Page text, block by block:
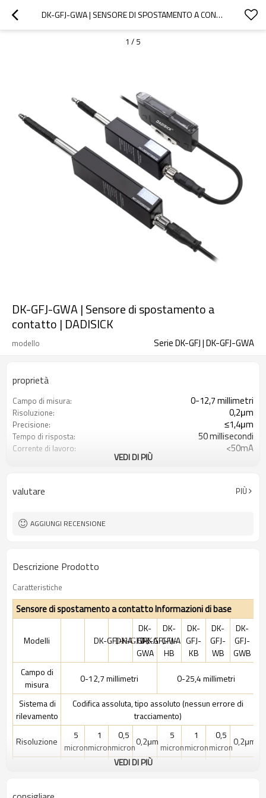
DK-GFJ-GWA | SENSORE DI SPOSTAMENTO A CONTATTO | DADISICK
1 / 5
DK-GFJ-GWA | Sensore di spostamento a
contatto | DADISICK
modello Serie DK-GFJ | DK-GFJ-GWA
proprietà
Campo di misura: 0-12,7 millimetri
Risoluzione: 0,2μm
Precisione: ≤1,4μm
Tempo di risposta: 50 millisecondi
Corrente di lavoro: <50mA
Regolatore: DC12-24V; sonda: DC5V
Grado di protezione IP65
VEDI DI PIÙ
valutare PIÙ
AGGIUNGI RECENSIONE
Descrizione Prodotto
Caratteristiche
Sensore di spostamento a contatto Informazioni di base
Modelli DK-GFJ-HADK-GFJ-KADK-GFJ-WA
DK-
GFJ-
GWA
DK-
GFJ-
HB
DK-
GFJ-
KB
DK-
GFJ-
WB
DK-
GFJ-
GWB
Campo di
misura
0-12,7 millimetri 0-25,4 millimetri
Sistema di
rilevamento
Codifica assoluta, tipo assoluto (nessun errore di
tracciamento)
Risoluzione
5
micron
1
micron
0,5
micron0,2μm
5
micron
1
micron
0,5
micron0,2μm
VEDI DI PIÙ